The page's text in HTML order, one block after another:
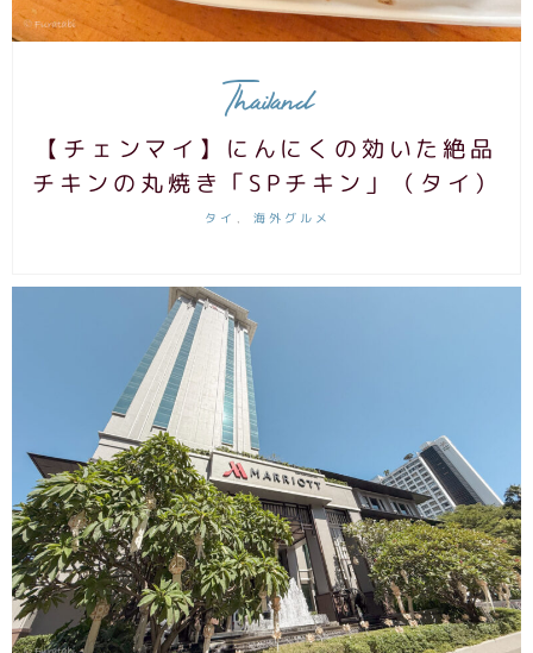
Thailand
【チェンマイ】にんにくの効いた絶品
チキンの丸焼き「SPチキン」（タイ）
タイ , 海外グルメ